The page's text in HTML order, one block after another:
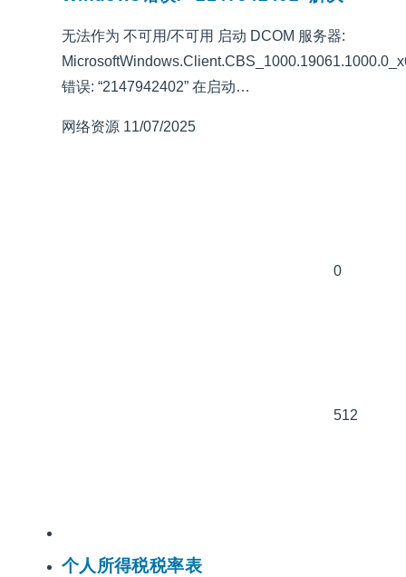
无法作为 不可用/不可用 启动 DCOM 服务器:
错误: “2147942402” 在启动…
网络资源 11/07/2025
0
512
个人所得税税率表